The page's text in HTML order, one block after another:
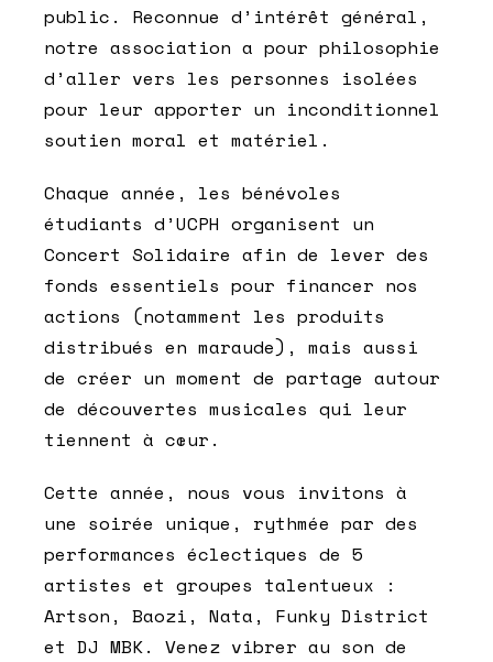
public. Reconnue d’intérêt général,
notre association a pour philosophie
d’aller vers les personnes isolées
pour leur apporter un inconditionnel
soutien moral et matériel.
Chaque année, les bénévoles
étudiants d’UCPH organisent un
Concert Solidaire afin de lever des
fonds essentiels pour financer nos
actions (notamment les produits
distribués en maraude), mais aussi
de créer un moment de partage autour
de découvertes musicales qui leur
tiennent à cœur.
Cette année, nous vous invitons à
une soirée unique, rythmée par des
performances éclectiques de 5
artistes et groupes talentueux :
Artson, Baozi, Nata, Funky District
et DJ MBK. Venez vibrer au son de